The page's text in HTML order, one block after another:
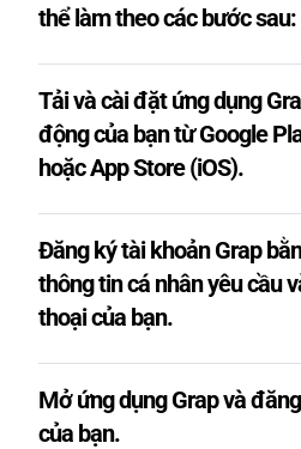
thể làm theo các bước sau:
Tải và cài đặt ứng dụng
động của bạn từ Google
hoặc App Store (iOS).
Đăng ký tài khoản Grap
thông tin cá nhân yêu cầu
thoại của bạn.
Mở ứng dụng Grap và
của bạn.